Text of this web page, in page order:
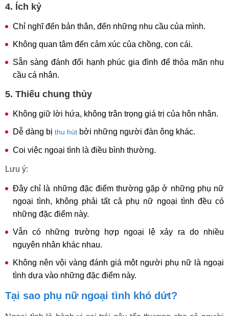
4. Ích kỷ
Chỉ nghĩ đến bản thân, đến những nhu cầu của mình.
Không quan tâm đến cảm xúc của chồng, con cái.
Sẵn sàng đánh đổi hạnh phúc gia đình để thỏa mãn nhu
cầu cá nhân.
5. Thiếu chung thủy
Không giữ lời hứa, không trân trọng giá trị của hôn nhân.
Dễ dàng bị thu hút bởi những người đàn ông khác.
Coi việc ngoại tình là điều bình thường.
Lưu ý:
Đây chỉ là những đặc điểm thường gặp ở những phụ nữ
ngoại tình, không phải tất cả phụ nữ ngoại tình đều có
những đặc điểm này.
Vẫn có những trường hợp ngoại lệ xảy ra do nhiều
nguyên nhân khác nhau.
Không nên vội vàng đánh giá một người phụ nữ là ngoại
tình dựa vào những đặc điểm này.
Tại sao phụ nữ ngoại tình khó dứt?